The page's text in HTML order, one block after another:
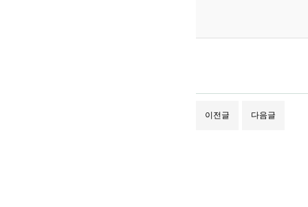
이전글 다음글